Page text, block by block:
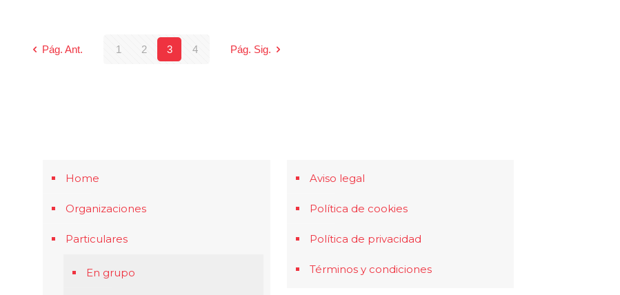
Pág. Ant. 1 2 3 4 Pág. Sig.
Home
Organizaciones
Particulares
En grupo
Aviso legal
Política de cookies
Política de privacidad
Términos y condiciones